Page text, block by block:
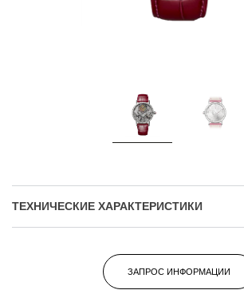
ТЕХНИЧЕСКИЕ ХАРАКТЕРИСТИКИ
ЗАПРОС ИНФОРМАЦИИ